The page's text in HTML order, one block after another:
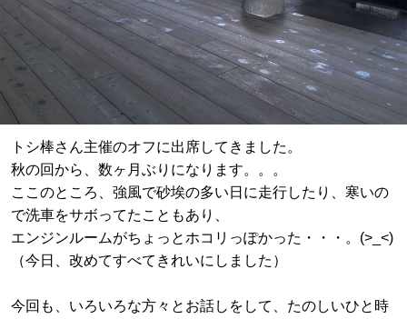
トシ棒さん主催のオフに出席してきました。
秋の回から、数ヶ月ぶりになります。。。
ここのところ、強風で砂埃の多い日に走行したり、寒いの
で洗車をサボってたこともあり、
エンジンルームがちょっとホコリっぽかった・・・。(>_<)
（今日、改めてすべてきれいにしました）
今回も、いろいろな方々とお話しをして、たのしいひと時